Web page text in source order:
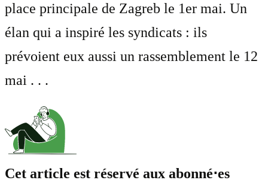
place principale de Zagreb le 1er mai. Un
élan qui a inspiré les syndicats : ils
prévoient eux aussi un rassemblement le 12
mai . . .
Cet article est réservé aux abonné⋅es